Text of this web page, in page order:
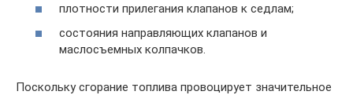
плотности прилегания клапанов к седлам;
состояния направляющих клапанов и
маслосъемных колпачков.
Поскольку сгорание топлива провоцирует значительное